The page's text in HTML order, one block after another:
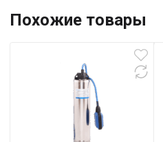
Похожие товары